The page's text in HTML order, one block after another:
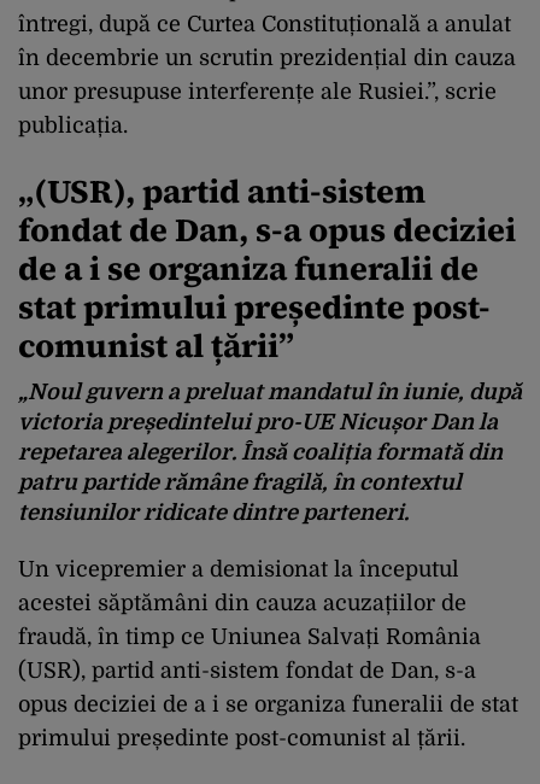
întregi, după ce Curtea Constituțională a anulat
în decembrie un scrutin prezidențial din cauza
unor presupuse interferențe ale Rusiei.”, scrie
publicația.
„(USR), partid anti-sistem
fondat de Dan, s-a opus deciziei
de a i se organiza funeralii de
stat primului președinte post-
comunist al țării”
„Noul guvern a preluat mandatul în iunie, după
victoria președintelui pro-UE Nicușor Dan la
repetarea alegerilor. Însă coaliția formată din
patru partide rămâne fragilă, în contextul
tensiunilor ridicate dintre parteneri.
Un vicepremier a demisionat la începutul
acestei săptămâni din cauza acuzațiilor de
fraudă, în timp ce Uniunea Salvați România
(USR), partid anti-sistem fondat de Dan, s-a
opus deciziei de a i se organiza funeralii de stat
primului președinte post-comunist al țării.